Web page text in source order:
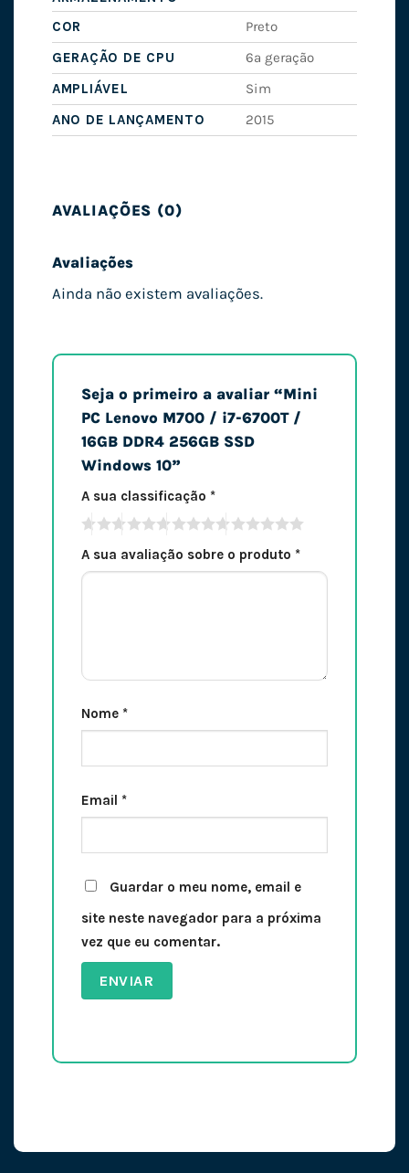
COR
Preto
GERAÇÃO DE CPU
6ª geração
AMPLIÁVEL
Sim
ANO DE LANÇAMENTO
2015
AVALIAÇÕES (0)
Avaliações
Ainda não existem avaliações.
Seja o primeiro a avaliar “Mini
PC Lenovo M700 / i7-6700T /
16GB DDR4 256GB SSD
Windows 10”
A sua classificação *
A sua avaliação sobre o produto *
Nome *
Email *
Guardar o meu nome, email e
site neste navegador para a próxima
vez que eu comentar.